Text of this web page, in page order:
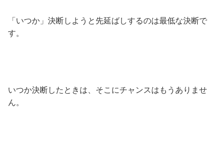
「いつか」決断しようと先延ばしするのは最低な決断で
す。
いつか決断したときは、そこにチャンスはもうありませ
ん。